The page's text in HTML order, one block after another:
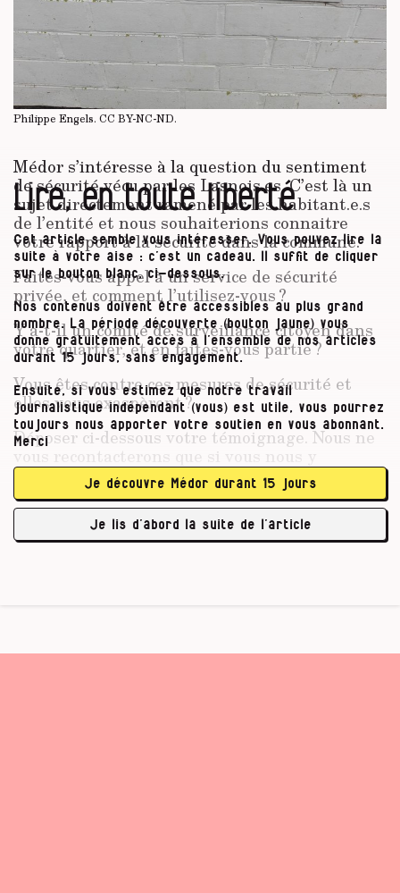
Philippe Engels. CC BY-NC-ND.
Médor s’intéresse à la question du sentiment
de sécurité vécu par les Lasnois.es. C’est là un
sujet directement ramené par les habitant.e.s
de l’entité et nous souhaiterions connaitre
votre rapport à la sécurité dans la commune.
Faites-vous appel à un service de sécurité
privée, et comment l’utilisez-vous ?
Y a-t-il un comité de surveillance citoyen dans
votre quartier, et en faites-vous partie ?
Vous êtes contre ces mesures de sécurité et
elles vous exaspèrent ?
Déposer ci-dessous votre témoignage. Nous ne
vous recontacterons que si vous nous y
autorisez. Libre à vous d’utiliser un
pseudonyme si vous souhaitez garder
l’anonymat.
Sorry, this form has been deleted.
Lire, en toute liberté
Cet article semble vous intéresser. Vous pouvez lire la
suite à votre aise : c’est un cadeau. Il suffit de cliquer
sur le bouton blanc, ci-dessous.
Nos contenus doivent être accessibles au plus grand
nombre. La période découverte (bouton jaune) vous
donne gratuitement accès à l’ensemble de nos articles
durant 15 jours, sans engagement.
Ensuite, si vous estimez que notre travail
journalistique indépendant (vous) est utile, vous pourrez
toujours nous apporter votre soutien en vous abonnant.
Merci
Je découvre Médor durant 15 jours
Je lis d’abord la suite de l’article